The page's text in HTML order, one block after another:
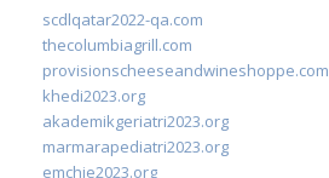
scdlqatar2022-qa.com
thecolumbiagrill.com
provisionscheeseandwineshoppe.com
khedi2023.org
akademikgeriatri2023.org
marmarapediatri2023.org
emchie2023.org